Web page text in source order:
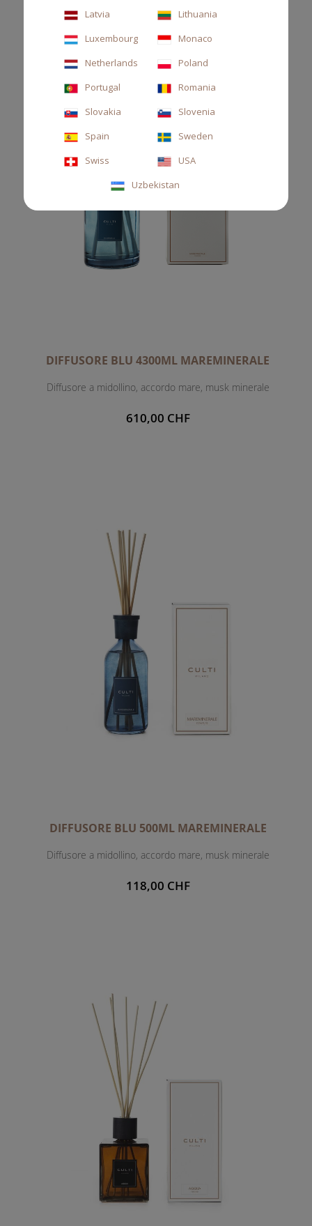
DIFFUSORE BLU 4300ML MAREMINERALE
Diffusore a midollino, accordo mare, musk minerale
610,00 CHF
DIFFUSORE BLU 500ML MAREMINERALE
Diffusore a midollino, accordo mare, musk minerale
118,00 CHF
Latvia
Lithuania
Luxembourg
Monaco
Netherlands
Poland
Portugal
Romania
Slovakia
Slovenia
Spain
Sweden
Swiss
USA
Uzbekistan